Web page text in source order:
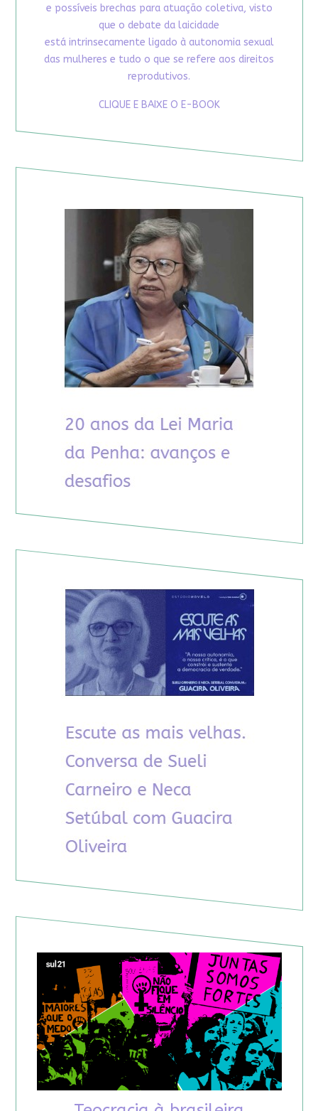
e possíveis brechas para atuação coletiva, visto
que o debate da laicidade
está intrinsecamente ligado à autonomia sexual
das mulheres e tudo o que se refere aos direitos
reprodutivos.
CLIQUE E BAIXE O E-BOOK